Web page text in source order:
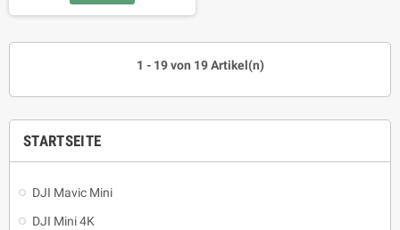
STARTSEITE
DJI Mavic Mini
DJI Mini 4K
1 - 19 von 19 Artikel(n)